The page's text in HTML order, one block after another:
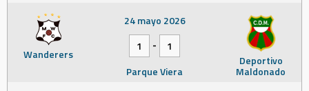
Wanderers Deportivo
Maldonado
24 mayo 2026
1
-
1
Parque Viera